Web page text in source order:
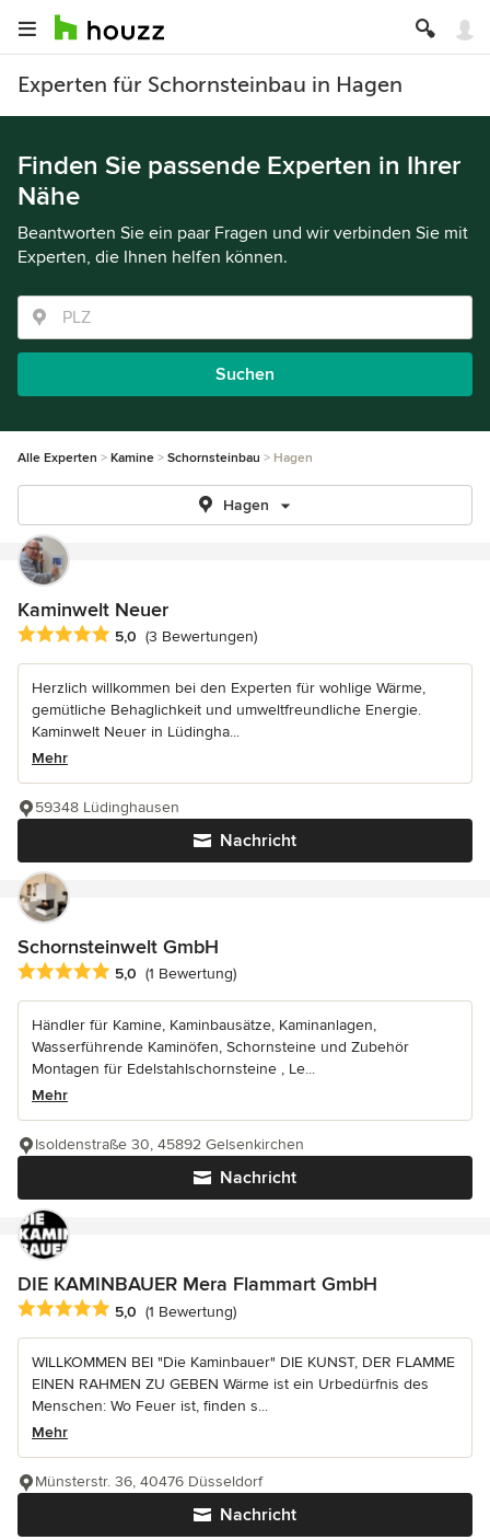
Experten für Schornsteinbau in Hagen
Finden Sie passende Experten in Ihrer
Nähe
Beantworten Sie ein paar Fragen und wir verbinden Sie mit
Experten, die Ihnen helfen können.
Suchen
Alle Experten Kamine Schornsteinbau Hagen
Hagen
Kaminwelt Neuer
Durchschnittliche Bewertung: 5 von 5 Sternen
5,0 (3 Bewertungen)
Herzlich willkommen bei den Experten für wohlige Wärme,
gemütliche Behaglichkeit und umweltfreundliche Energie.
Kaminwelt Neuer in Lüdingha...
Mehr
Nachricht
59348 Lüdinghausen
Schornsteinwelt GmbH
Durchschnittliche Bewertung: 5 von 5 Sternen
5,0 (1 Bewertung)
Händler für Kamine, Kaminbausätze, Kaminanlagen,
Wasserführende Kaminöfen, Schornsteine und Zubehör
Montagen für Edelstahlschornsteine , Le...
Mehr
Nachricht
Isoldenstraße 30, 45892 Gelsenkirchen
DIE KAMINBAUER Mera Flammart GmbH
Durchschnittliche Bewertung: 5 von 5 Sternen
5,0 (1 Bewertung)
WILLKOMMEN BEI "Die Kaminbauer" DIE KUNST, DER FLAMME
EINEN RAHMEN ZU GEBEN Wärme ist ein Urbedürfnis des
Menschen: Wo Feuer ist, finden s...
Mehr
Nachricht
Münsterstr. 36, 40476 Düsseldorf